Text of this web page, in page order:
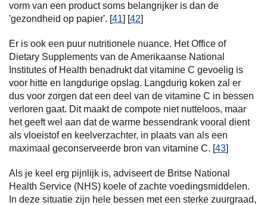
vorm van een product soms belangrijker is dan de
'gezondheid op papier'. [41] [42]
Er is ook een puur nutritionele nuance. Het Office of
Dietary Supplements van de Amerikaanse National
Institutes of Health benadrukt dat vitamine C gevoelig is
voor hitte en langdurige opslag. Langdurig koken zal er
dus voor zorgen dat een deel van de vitamine C in bessen
verloren gaat. Dit maakt de compote niet nutteloos, maar
het geeft wel aan dat de warme bessendrank vooral dient
als vloeistof en keelverzachter, in plaats van als een
maximaal geconserveerde bron van vitamine C. [43]
Als je keel erg pijnlijk is, adviseert de Britse National
Health Service (NHS) koele of zachte voedingsmiddelen.
In deze situatie zijn hele bessen met een sterke zuurgraad,